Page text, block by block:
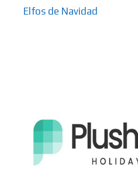
Elfos de Navidad